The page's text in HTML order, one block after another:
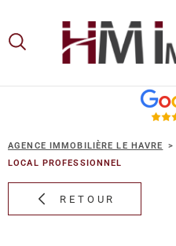
lamenu
contenu
AGENCE IMMOBILIÈRE LE HAVRE
LOCAL PROFESSIONNEL
RETOUR